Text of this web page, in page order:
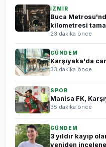
İZMİR
Buca
kilometresi
23 dakika önce
GÜNDEM
Karşıyaka'da
33 dakika önce
SPOR
Manisa FK,
35 dakika önce
GÜNDEM
3 yıldır kayıp
yeniden